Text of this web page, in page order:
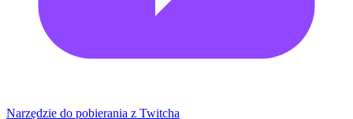
Narzędzie do pobierania z Twitcha